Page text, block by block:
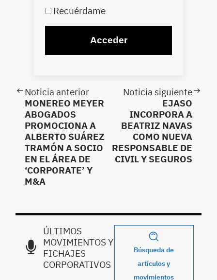
Recuérdame
Noticia anterior
MONEREO MEYER
ABOGADOS
PROMOCIONA A
ALBERTO SUÁREZ
TRAMÓN A SOCIO
EN EL ÁREA DE
‘CORPORATE’ Y
M&A
Noticia siguiente
EJASO
INCORPORA A
BEATRIZ NAVAS
COMO NUEVA
RESPONSABLE DE
CIVIL Y SEGUROS
ÚLTIMOS
MOVIMIENTOS Y
FICHAJES
CORPORATIVOS
Búsqueda de
artículos y
movimientos